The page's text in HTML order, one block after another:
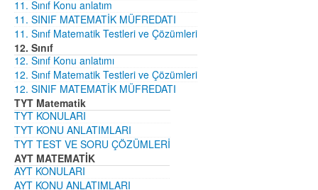
11. Sınıf Konu anlatım
11. SINIF MATEMATİK MÜFREDATI
11. Sınıf Matematik Testleri ve Çözümleri
12. Sınıf
12. Sınıf Konu anlatımı
12. Sınıf Matematik Testleri ve Çözümleri
12. SINIF MATEMATİK MÜFREDATI
TYT Matematik
TYT KONULARI
TYT KONU ANLATIMLARI
TYT TEST VE SORU ÇÖZÜMLERİ
AYT MATEMATİK
AYT KONULARI
AYT KONU ANLATIMLARI